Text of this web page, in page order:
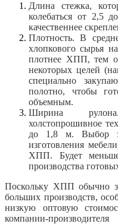
Длина стежка,
колебаться от 2,5
качественнее
Плотность. В
хлопкового сырья
плотнее ХПП, тем
некоторых целей
специально
полотно, чтобы
объемным.
Ширина
холстопрошивное
до 1,8 м. Выбор
изготовления
ХПП. Будет
производства
Поскольку ХПП обычно
больших производств,
низкую оптовую
компании-